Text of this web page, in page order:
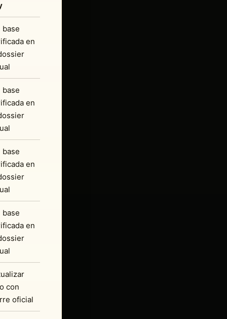
base
en
base
en
base
en
base
en
con
oficial